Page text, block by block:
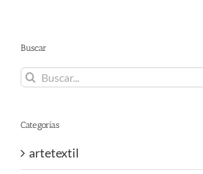
Buscar
Buscar:
Categorías
artetextil